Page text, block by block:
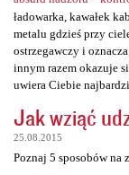
ładowarka, kawałek
metalu gdzieś przy
ostrzegawczy i
innym razem okazuje
uwiera Ciebie
Jak wziąć
25.08.2015
Poznaj 5 sposobów na